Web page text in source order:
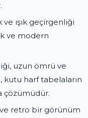
ve ışık geçirgenliği
ve modern
uzun ömrü ve
kutu harf tabelaların
çözümüdür.
retro bir görünüm